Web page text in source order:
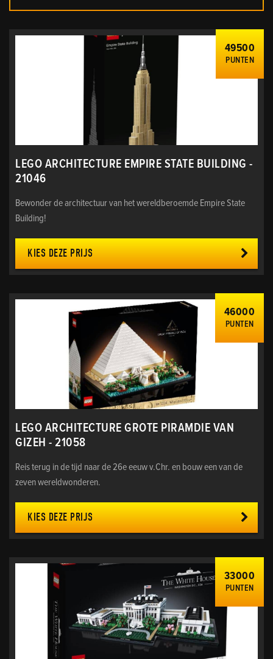
49500
PUNTEN
LEGO ARCHITECTURE EMPIRE STATE BUILDING -
21046
Bewonder de architectuur van het wereldberoemde Empire State
Building!
KIES DEZE PRIJS
46000
PUNTEN
LEGO ARCHITECTURE GROTE PIRAMDIE VAN
GIZEH - 21058
Reis terug in de tijd naar de 26e eeuw v.Chr. en bouw een van de
zeven wereldwonderen.
KIES DEZE PRIJS
33000
PUNTEN